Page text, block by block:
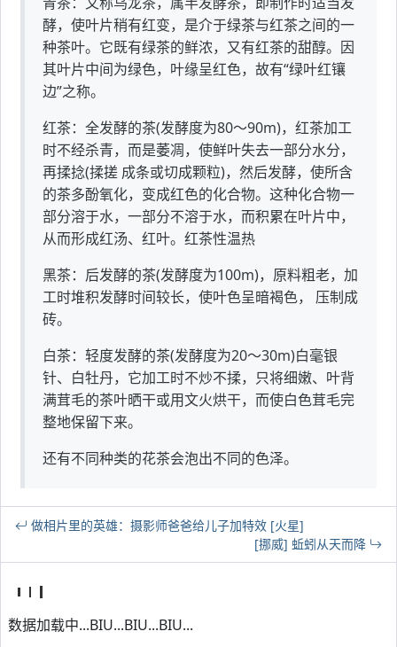
酵，使叶片稍有红变，是介于绿茶与红茶之间的一
种茶叶。它既有绿茶的鲜浓，又有红茶的甜醇。因
其叶片中间为绿色，叶缘呈红色，故有“绿叶红镶
边”之称。
红茶：全发酵的茶(发酵度为80～90m)，红茶加工
时不经杀青，而是萎凋，使鲜叶失去一部分水分，
再揉捻(揉搓 成条或切成颗粒)，然后发酵，使所含
的茶多酚氧化，变成红色的化合物。这种化合物一
部分溶于水，一部分不溶于水，而积累在叶片中，
从而形成红汤、红叶。红茶性温热
黑茶：后发酵的茶(发酵度为100m)，原料粗老，加
工时堆积发酵时间较长，使叶色呈暗褐色， 压制成
砖。
白茶：轻度发酵的茶(发酵度为20～30m)白毫银
针、白牡丹，它加工时不炒不揉，只将细嫩、叶背
满茸毛的茶叶晒干或用文火烘干，而使白色茸毛完
整地保留下来。
还有不同种类的花茶会泡出不同的色泽。
做相片里的英雄：摄影师爸爸给儿子加特效 [火星]
[挪威] 蚯蚓从天而降
数据加载中...BIU...BIU...BIU...